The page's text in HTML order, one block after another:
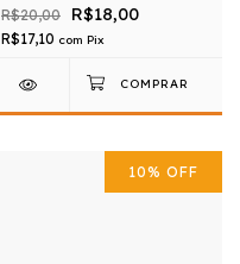
R$20,00 R$18,00
R$17,10 com Pix
10% OFF